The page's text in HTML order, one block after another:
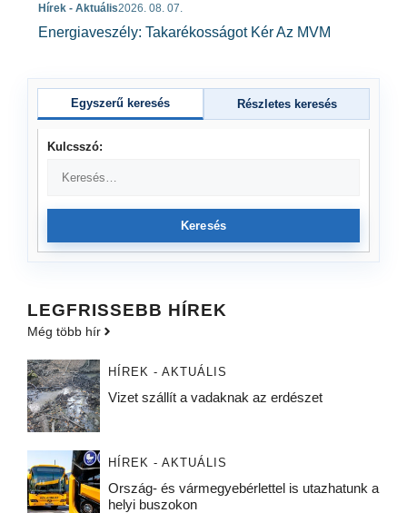
Hírek - Aktuális2026. 08. 07.
Energiaveszély: Takarékosságot Kér Az MVM
Egyszerű keresés Részletes keresés
Kulcsszó:
Keresés
LEGFRISSEBB HÍREK
Még több hír
HÍREK - AKTUÁLIS
Vizet szállít a vadaknak az erdészet
HÍREK - AKTUÁLIS
Ország- és vármegyebérlettel is utazhatunk a
helyi buszokon